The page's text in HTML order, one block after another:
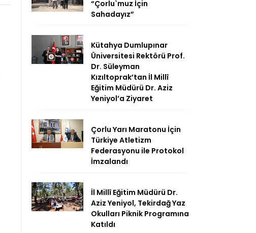
“Çorlu`muz İçin
Sahadayız”
Kütahya Dumlupınar
Üniversitesi Rektörü Prof.
Dr. Süleyman
Kızıltoprak’tan İl Millî
Eğitim Müdürü Dr. Aziz
Yeniyol’a Ziyaret
Çorlu Yarı Maratonu İçin
Türkiye Atletizm
Federasyonu ile Protokol
İmzalandı
İl Millî Eğitim Müdürü Dr.
Aziz Yeniyol, Tekirdağ Yaz
Okulları Piknik Programına
Katıldı